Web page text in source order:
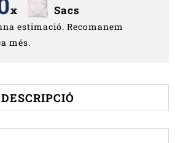
x Sacs
estimació. Recomanem
més.
DESCRIPCIÓ